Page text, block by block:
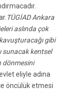
TÜGİAD Ankara
aslında çok
gibi
sunacak kentsel
dönmesini
eliyle adına
öncülük etmesi